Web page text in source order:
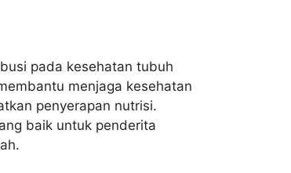
pada kesehatan tubuh
menjaga kesehatan
penyerapan nutrisi.
baik untuk penderita